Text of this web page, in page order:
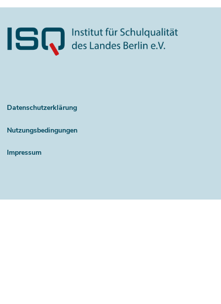
Datenschutzerklärung
Nutzungsbedingungen
Impressum